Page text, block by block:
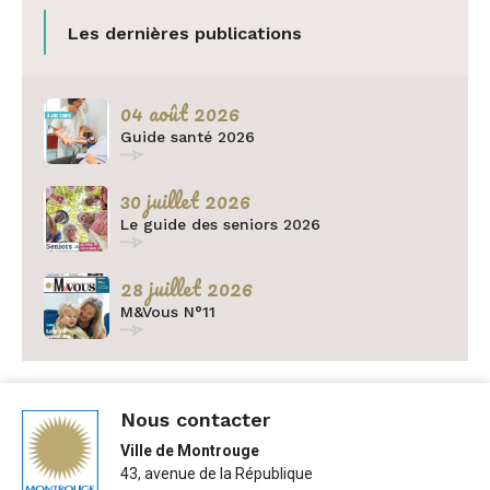
Les dernières publications
Guide santé 2026
04 août 2026
Le guide des seniors 2026
30 juillet 2026
M&Vous N°11
28 juillet 2026
Nous contacter
Ville de Montrouge
43, avenue de la République